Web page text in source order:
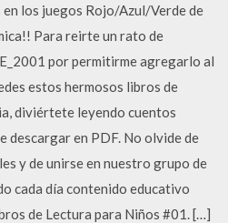
los juegos Rojo/Azul/Verde de
Para reirte un rato de
por permitirme agregarlo al
estos hermosos libros de
diviértete leyendo cuentos
descargar en PDF. No olvide de
y de unirse en nuestro grupo de
cada día contenido educativo
de Lectura para Niños #01. […]